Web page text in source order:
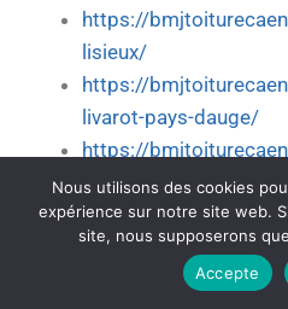
https://
lisieux/
https://
livarot-pays-dauge/
https://
luc-sur-mer/
https://
mezidon-vallee-dauge/
https://
Nous utilisons des cookies
expérience sur notre site web.
site, nous supposerons
Accepte